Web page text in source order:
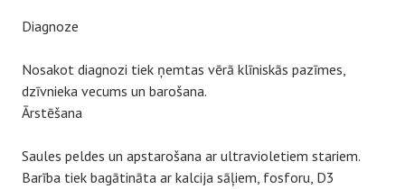
Diagnoze
Nosakot diagnozi tiek ņemtas vērā klīniskās pazīmes,
dzīvnieka vecums un barošana.
Ārstēšana
Saules peldes un apstarošana ar ultravioletiem stariem.
Barība tiek bagātināta ar kalcija sāļiem, fosforu, D3